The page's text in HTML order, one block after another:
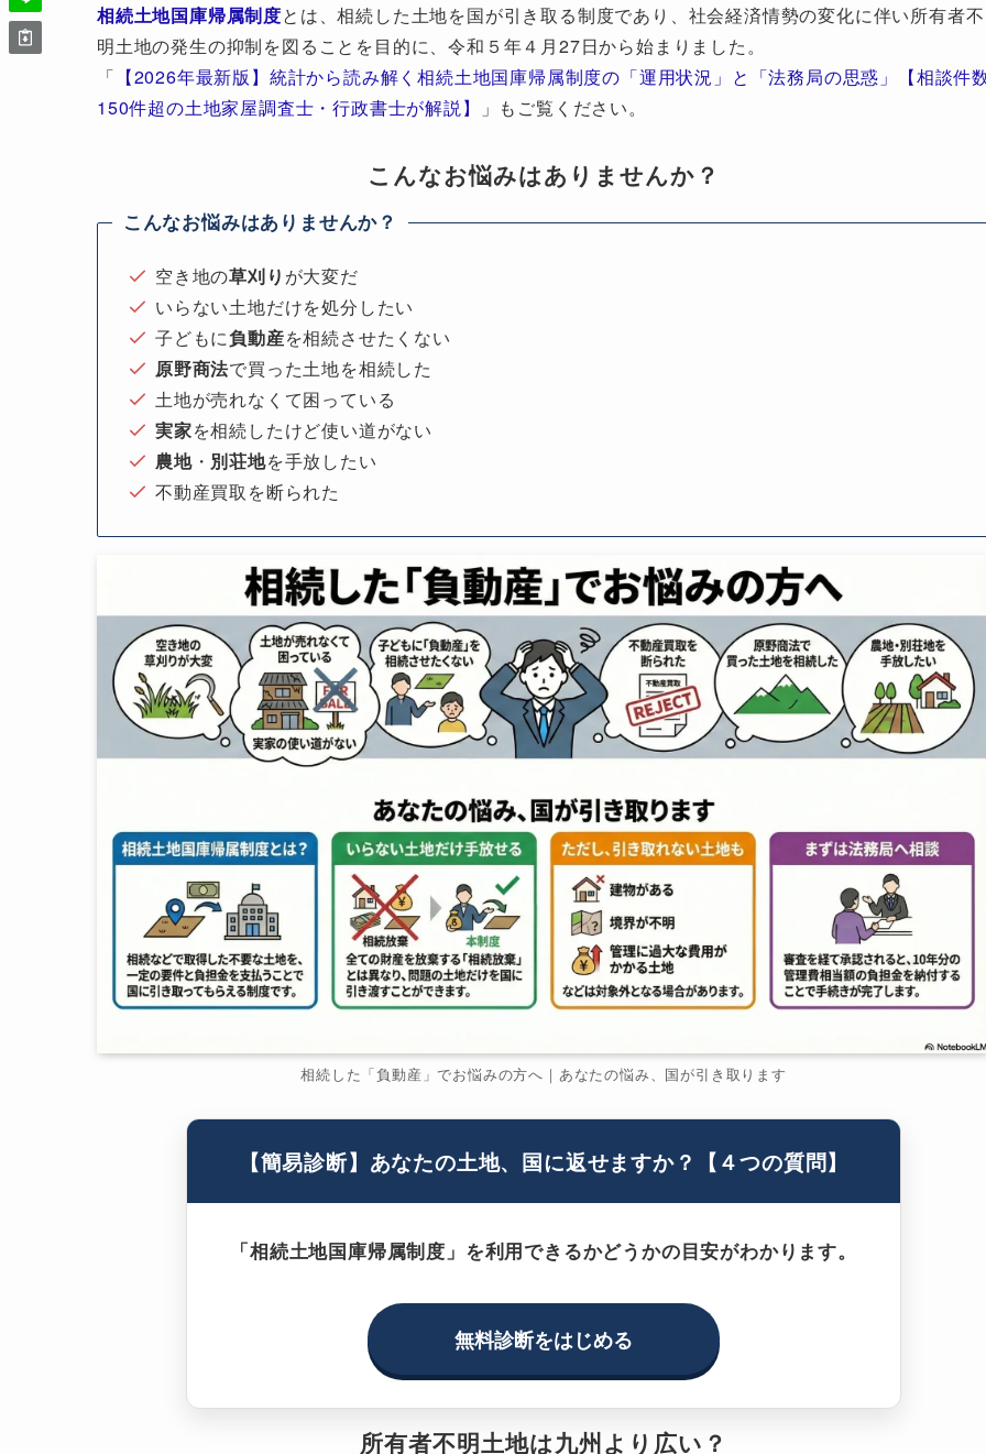
相続土地国庫帰属制度とは、相続した土地を国が引き取る制度であり、社会経済情勢の変化に伴い所有者不
明土地の発生の抑制を図ることを目的に、令和５年４月27日から始まりました。
「 【2026年最新版】統計から読み解く相続土地国庫帰属制度の「運用状況」と「法務局の思惑」【相談件
150件超の土地家屋調査士・行政書士が解説】
」もご覧ください。
こんなお悩みはありませんか？
こんなお悩みはありませんか？
空き地の草刈り が大変だ
いらない土地だけを処分したい
子どもに負動産を相続させたくない
原野商法で買った土地を相続した
土地が売れなくて困っている
実家を相続したけど使い道がない
農地・ 別荘地を手放したい
不動産買取を断られた
相続した「負動産」でお悩みの方へ｜あなたの悩み、国が引き取ります
【簡易診断】あなたの土地、国に返せますか？【４つの質問】
「相続土地国庫帰属制度」を利用できるかどうかの目安がわかります。
無料診断をはじめる
所有者不明土地は九州より広い？